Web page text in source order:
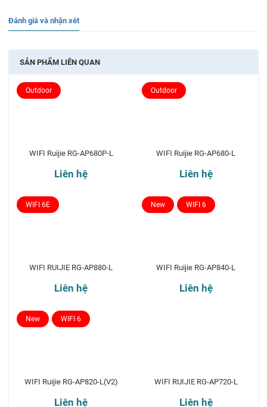
Đánh giá và nhận xét
SẢN PHẨM LIÊN QUAN
WIFI Ruijie RG-AP680P-L
Liên hệ
Outdoor
WIFI Ruijie RG-AP680-L
Liên hệ
Outdoor
WIFI RUIJIE RG-AP880-L
Liên hệ
WIFI 6E
WIFI Ruijie RG-AP840-L
Liên hệ
New WIFI 6
WIFI Ruijie RG-AP820-L(V2)
Liên hệ
New WIFI 6
WIFI RUIJIE RG-AP720-L
Liên hệ